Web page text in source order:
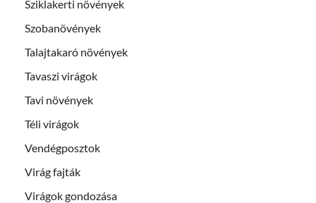
Sziklakerti növények
Szobanövények
Talajtakaró növények
Tavaszi virágok
Tavi növények
Téli virágok
Vendégposztok
Virág fajták
Virágok gondozása